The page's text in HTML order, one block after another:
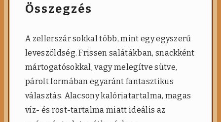
Összegzés
A zellerszár sokkal több, mint egy egyszerű
leveszöldség. Frissen salátákban, snackként
mártogatósokkal, vagy melegítve sütve,
párolt formában egyaránt fantasztikus
választás. Alacsony kalóriatartalma, magas
víz- és rost-tartalma miatt ideális az